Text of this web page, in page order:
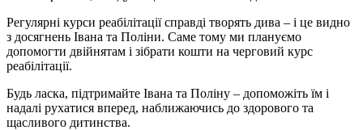
Регулярні курси реабілітації справді творять дива – і це видно
з досягнень Івана та Поліни. Саме тому ми плануємо
допомогти двійнятам і зібрати кошти на черговий курс
реабілітації.
Будь ласка, підтримайте Івана та Поліну – допоможіть їм і
надалі рухатися вперед, наближаючись до здорового та
щасливого дитинства.